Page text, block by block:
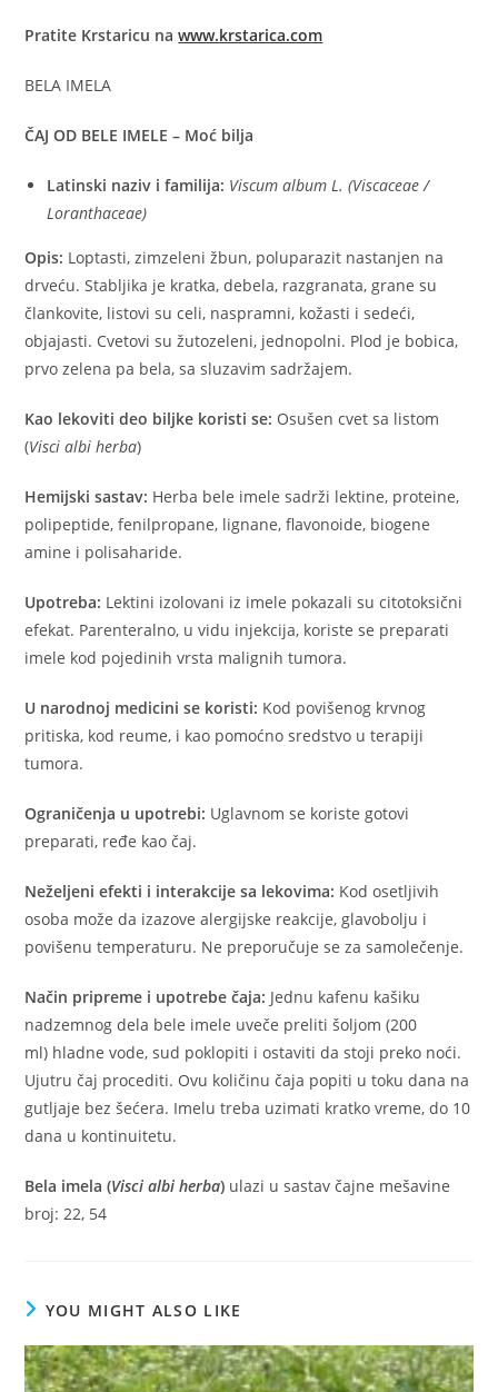
Pratite Krstaricu nawww.krstarica.com
BELA IMELA
ČAJ OD BELE IMELE – Moć bilja
Latinski naziv i familija: Viscum album L. (Viscaceae /
Loranthaceae)
Opis: Loptasti, zimzeleni žbun, poluparazit nastanjen na
drveću. Stabljika je kratka, debela, razgranata, grane su
člankovite, listovi su celi, naspramni, kožasti i sedeći,
objajasti. Cvetovi su žutozeleni, jednopolni. Plod je bobica,
prvo zelena pa bela, sa sluzavim sadržajem.
Kao lekoviti deo biljke koristi se: Osušen cvet sa listom
(Visci albi herba)
Hemijski sastav: Herba bele imele sadrži lektine, proteine,
polipeptide, fenilpropane, lignane, flavonoide, biogene
amine i polisaharide.
Upotreba: Lektini izolovani iz imele pokazali su citotoksični
efekat. Parenteralno, u vidu injekcija, koriste se preparati
imele kod pojedinih vrsta malignih tumora.
U narodnoj medicini se koristi: Kod povišenog krvnog
pritiska, kod reume, i kao pomoćno sredstvo u terapiji
tumora.
Ograničenja u upotrebi: Uglavnom se koriste gotovi
preparati, ređe kao čaj.
Neželjeni efekti i interakcije sa lekovima: Kod osetljivih
osoba može da izazove alergijske reakcije, glavobolju i
povišenu temperaturu. Ne preporučuje se za samolečenje.
Način pripreme i upotrebe čaja: Jednu kafenu kašiku
nadzemnog dela bele imele uveče preliti šoljom (200
ml) hladne vode, sud poklopiti i ostaviti da stoji preko noći.
Ujutru čaj procediti. Ovu količinu čaja popiti u toku dana na
gutljaje bez šećera. Imelu treba uzimati kratko vreme, do 10
dana u kontinuitetu.
Bela imela (Visci albi herba) ulazi u sastav čajne mešavine
broj: 22, 54
YOU MIGHT ALSO LIKE